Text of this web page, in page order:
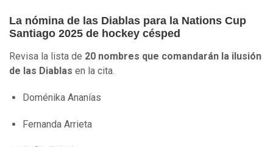
La nómina de las Diablas para la Nations Cup
Santiago 2025 de hockey césped
Revisa la lista de 20 nombres que comandarán la ilusión
de las Diablas en la cita.
Doménika Ananías
Fernanda Arrieta